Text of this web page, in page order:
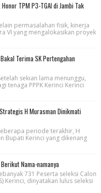
TPM P3-TGAI di Jambi Tak
permasalahan fisik, kinerja
VI yang mengalokasikan proyek
Terima SK Pertengahan
sekian lama menunggu,
tenaga PPPK Kerinci Kerinci
H Murasman Dinikmati
periode terakhir, H
Bupati Kerinci yang dikenang
Nama-namanya
731 Peserta seleksi Calon
Kerinci, dinyatakan lulus seleksi